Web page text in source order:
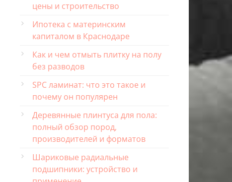
цены и строительство
Ипотека с материнским
капиталом в Краснодаре
Как и чем отмыть плитку на полу
без разводов
SPC ламинат: что это такое и
почему он популярен
Деревянные плинтуса для пола:
полный обзор пород,
производителей и форматов
Шариковые радиальные
подшипники: устройство и